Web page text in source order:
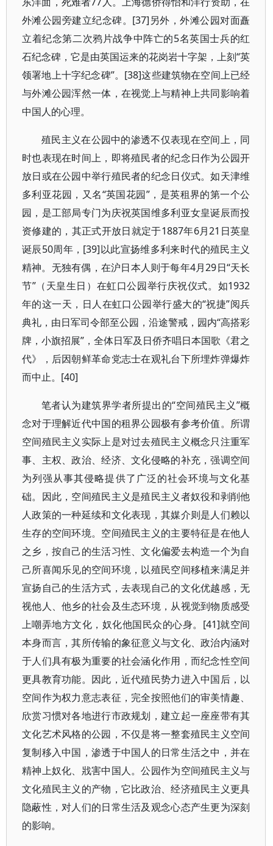
外滩公园旁建立纪念碑。[37]另外，外滩公园对面矗
立着纪念第二次鸦片战争中阵亡的5名英国士兵的红
石纪念碑，它是由英国运来的花岗岩十字架，上刻“英
领署地上十字纪念碑”。[38]这些建筑物在空间上已经
与外滩公园浑然一体，在视觉上与精神上共同影响着
中国人的心理。
殖民主义在公园中的渗透不仅表现在空间上，同
时也表现在时间上，即将殖民者的纪念日作为公园开
放日或在公园中举行殖民者的纪念日仪式。如天津维
多利亚花园，又名“英国花园”，是英租界的第一个公
园，是工部局专门为庆祝英国维多利亚女皇诞辰而投
资修建的，其正式开放日就定于1887年6月21日英皇
诞辰50周年，[39]以此宣扬维多利来时代的殖民主义
精神。无独有偶，在沪日本人则于每年4月29日“天长
节”（天皇生日）在虹口公园举行庆祝仪式。如1932
年的这一天，日人在虹口公园举行盛大的“祝捷”阅兵
典礼，由日军司令部至公园，沿途警戒，园内“高搭彩
牌，小旗招展”，全体日军及日侨齐唱日本国歌《君之
代》，后因朝鲜革命党志士在观礼台下所埋炸弹爆炸
而中止。[40]
笔者认为建筑界学者所提出的“空间殖民主义”概
念对于理解近代中国的租界公园极有参考价值。所谓
空间殖民主义实际上是对过去殖民主义概念只注重军
事、主权、政治、经济、文化侵略的补充，强调空间
为列强从事其侵略提供了广泛的社会环境与文化基
础。因此，空间殖民主义是殖民主义者奴役和剥削他
人政策的一种延续和文化表现，其媒介则是人们赖以
生存的空间环境。空间殖民主义的主要特征是在他人
之乡，按自己的生活习性、文化偏爱去构造一个为自
己所喜闻乐见的空间环境，以殖民空间移植来满足并
宣扬自己的生活方式，去表现自己的文化优越感，无
视他人、他乡的社会及生态环境，从视觉到物质感受
上嘲弄地方文化，奴化他国民众的心身。[41]就空间
本身而言，其所传输的象征意义与文化、政治内涵对
于人们具有极为重要的社会涵化作用，而纪念性空间
更具教育功能。因此，近代殖民势力进入中国后，以
空间作为权力意志表征，完全按照他们的审美情趣、
欣赏习惯对各地进行市政规划，建立起一座座带有其
文化艺术风格的公园，不仅是将一整套殖民主义空间
复制移入中国，渗透于中国人的日常生活之中，并在
精神上奴化、戕害中国人。公园作为空间殖民主义与
文化殖民主义的产物，它比政治、经济殖民主义更具
隐蔽性，对人们的日常生活及观念心态产生更为深刻
的影响。